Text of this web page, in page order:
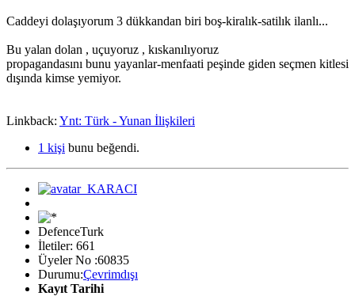
Caddeyi dolaşıyorum 3 dükkandan biri boş-kiralık-satilık ilanlı...
Bu yalan dolan , uçuyoruz , kıskanılıyoruz
propagandasını bunu yayanlar-menfaati peşinde giden seçmen kitlesi
dışında kimse yemiyor.
Linkback: Ynt: Türk - Yunan İlişkileri
1 kişi bunu beğendi.
DefenceTurk
İletiler: 661
Üyeler No :60835
Durumu:Çevrimdışı
Kayıt Tarihi